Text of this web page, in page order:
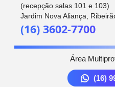
(recepção salas 101 e 103)
Jardim Nova Aliança,
(16) 3602-7700
Área
(16)